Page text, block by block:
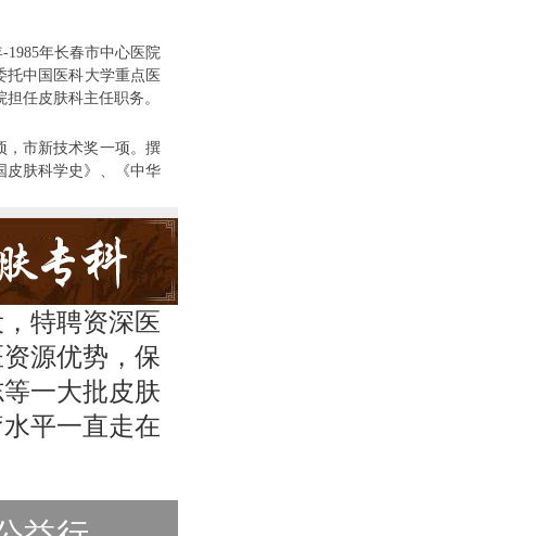
年长春市中心医院
托中国医科大学重点医
任皮肤科主任职务。
市新技术奖一项。撰
皮肤科学史》、《中华
特聘资深医
源优势，保
一大批皮肤
平一直走在